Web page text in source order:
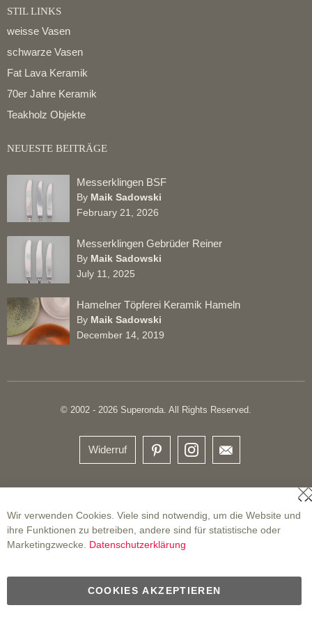
STIL LINKS
weisse Vasen
schwarze Vasen
Fat Lava Keramik
70er Jahre Keramik
Teakholz Objekte
NEUESTE BEITRÄGE
Messerklingen BSF
By Maik Sadowski
February 21, 2026
Messerklingen Gebrüder Reiner
By Maik Sadowski
July 11, 2025
Hamelner Töpferei Keramik Hameln
By Maik Sadowski
December 14, 2019
© 2002 - 2026 Superonda. All Rights Reserved.
Widerruf
Wir verwenden Cookies. Viele sind notwendig, um die Website und
ihre Funktionen zu betreiben, andere sind für statistische oder
Marketingzwecke. Datenschutzerklärung
COOKIES AKZEPTIEREN